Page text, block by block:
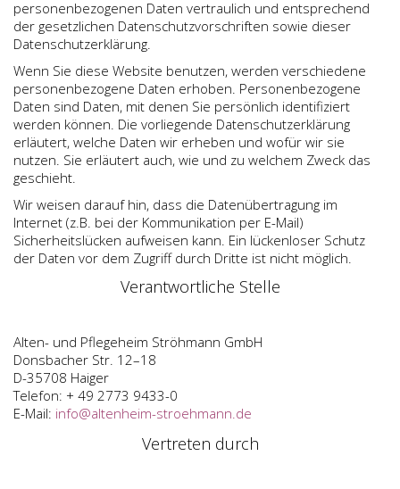
personenbezogenen Daten vertraulich und entsprechend
der gesetzlichen Datenschutzvorschriften sowie dieser
Datenschutzerklärung.
Wenn Sie diese Website benutzen, werden verschiedene
personenbezogene Daten erhoben. Personenbezogene
Daten sind Daten, mit denen Sie persönlich identifiziert
werden können. Die vorliegende Datenschutzerklärung
erläutert, welche Daten wir erheben und wofür wir sie
nutzen. Sie erläutert auch, wie und zu welchem Zweck das
geschieht.
Wir weisen darauf hin, dass die Datenübertragung im
Internet (z.B. bei der Kommunikation per E-Mail)
Sicherheitslücken aufweisen kann. Ein lückenloser Schutz
der Daten vor dem Zugriff durch Dritte ist nicht möglich.
Verantwortliche Stelle
Alten- und Pflegeheim Ströhmann GmbH
Donsbacher Str. 12–18
D-35708 Haiger
Telefon: + 49 2773 9433-0
E-Mail: info@altenheim-stroehmann.de
Vertreten durch